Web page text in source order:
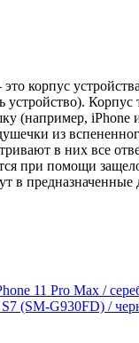
корпус
(например,
из
в них все
при помощи
в предназначенные
11 Pro Max /
(SM-G930FD) /